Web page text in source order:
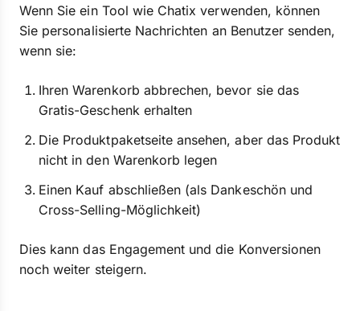
Wenn Sie ein Tool wie Chatix verwenden, können
Sie personalisierte Nachrichten an Benutzer senden,
wenn sie:
Ihren Warenkorb abbrechen, bevor sie das
Gratis-Geschenk erhalten
Die Produktpaketseite ansehen, aber das Produkt
nicht in den Warenkorb legen
Einen Kauf abschließen (als Dankeschön und
Cross-Selling-Möglichkeit)
Dies kann das Engagement und die Konversionen
noch weiter steigern.